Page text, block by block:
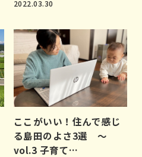
2022.03.30
ここがいい！住んで感じ
る島田のよさ3選 ～
vol.3 子育て…